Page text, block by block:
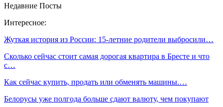
Недавние Посты
Интересное:
Жуткая история из России: 15-летние родители выбросили…
Сколько сейчас стоит самая дорогая квартира в Бресте и что
с…
Как сейчас купить, продать или обменять машины.…
Белорусы уже полгода больше сдают валюту, чем покупают